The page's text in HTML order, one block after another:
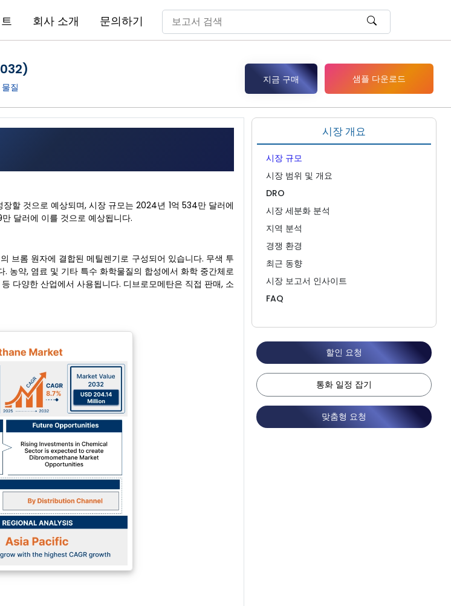
회사 소개 문의하기
질
지금 구매 샘플 다운로드
할 것으로 예상되며, 시장 규모는 2024년 1억 534만 달러에
달러에 이를 것으로 예상됩니다.
브롬 원자에 결합된 메틸렌기로 구성되어 있습니다. 무색 투
농약, 염료 및 기타 특수 화학물질의 합성에서 화학 중간체로
다양한 산업에서 사용됩니다. 디브로모메탄은 직접 판매, 소
시장 개요
시장 규모
시장 범위 및 개요
DRO
시장 세분화 분석
지역 분석
경쟁 환경
최근 동향
시장 보고서 인사이트
FAQ
할인 요청
통화 일정 잡기
맞춤형 요청